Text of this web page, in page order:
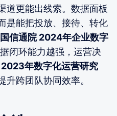
道更能出线索。数据面板
是能把投放、接待、转化
信通院 2024年企业数字
闭环能力越强，运营决
年数字化运营研究
升跨团队协同效率。